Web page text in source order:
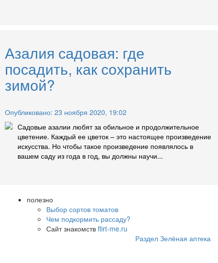
Азалия садовая: где
посадить, как сохранить
зимой?
Опубликовано: 23 ноября 2020, 19:02
Садовые азалии любят за обильное и продолжительное
цветение. Каждый ее цветок – это настоящее произведение
искусства. Но чтобы такое произведение появлялось в
вашем саду из года в год, вы должны научи...
полезно
Выбор сортов томатов
Чем подкормить рассаду?
Сайт знакомств flirt-me.ru
Раздел Зелёная аптека